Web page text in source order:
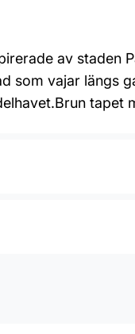
av
som vajar längs
tapet